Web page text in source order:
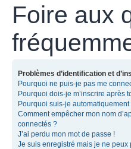
Foire aux
Problèmes d’identification et
Pourquoi ne puis-je pas me
Pourquoi dois-je m’inscrire après
Pourquoi suis-je
Comment empêcher mon nom
connectés ?
J’ai perdu mon mot de passe !
Je suis enregistré mais je ne peux